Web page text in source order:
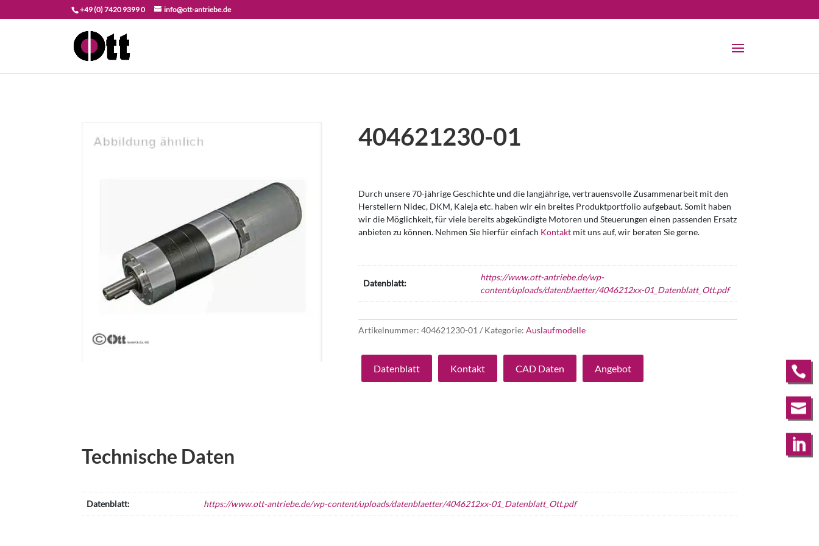
+49 (0) 7420 9399 0 info@ott-antriebe.de
404621230-01
Durch unsere 70-jährige Geschichte und die langjährige, vertrauensvolle Zusammenarbeit mit den
Herstellern Nidec, DKM, Kaleja etc. haben wir ein breites Produktportfolio aufgebaut. Somit haben
wir die Möglichkeit, für viele bereits abgekündigte Motoren und Steuerungen einen passenden Ersatz
anbieten zu können. Nehmen Sie hierfür einfach Kontakt mit uns auf, wir beraten Sie gerne.
Datenblatt:
https://www.ott-antriebe.de/wp-
content/uploads/datenblaetter/4046212xx-01_Datenblatt_Ott.pdf
Artikelnummer:404621230-01 Kategorie:Auslaufmodelle
Datenblatt Kontakt CAD Daten Angebot
Technische Daten
Datenblatt: https://www.ott-antriebe.de/wp-content/uploads/datenblaetter/4046212xx-01_Datenblatt_Ott.pdf


